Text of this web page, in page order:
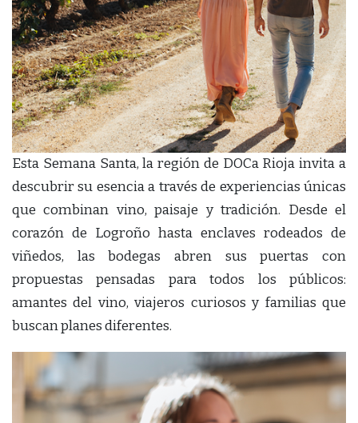
Esta Semana Santa, la región de DOCa Rioja invita a
descubrir su esencia a través de experiencias únicas
que combinan vino, paisaje y tradición. Desde el
corazón de Logroño hasta enclaves rodeados de
viñedos, las bodegas abren sus puertas con
propuestas pensadas para todos los públicos:
amantes del vino, viajeros curiosos y familias que
buscan planes diferentes.